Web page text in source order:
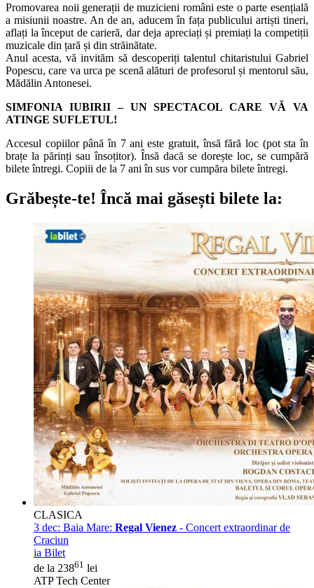
Promovarea noii generații de muzicieni români este o parte esențială
a misiunii noastre. An de an, aducem în fața publicului artiști tineri,
aflați la început de carieră, dar deja apreciați și premiați la competiții
muzicale din țară și din străinătate.
Anul acesta, vă invităm să descoperiți talentul chitaristului Gabriel
Popescu, care va urca pe scenă alături de profesorul și mentorul său,
Mădălin Antonesei.
SIMFONIA IUBIRII – UN SPECTACOL CARE VĂ VA
ATINGE SUFLETUL!
Accesul copiilor până în 7 ani este gratuit, însă fără loc (pot sta în
brațe la părinți sau însoțitor). Însă dacă se dorește loc, se cumpără
bilete întregi. Copiii de la 7 ani în sus vor cumpăra bilete întregi.
Grăbește-te! Încă mai găsești bilete la:
CLASICA
3 dec: Baia Mare: Regal Vienez - Concert extraordinar de
Craciun
ia Bilet
de la 23861 lei
ATP Tech Center